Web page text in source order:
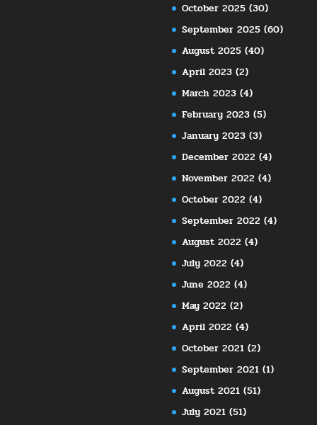
October 2025 (30)
September 2025 (60)
August 2025 (40)
April 2023 (2)
March 2023 (4)
February 2023 (5)
January 2023 (3)
December 2022 (4)
November 2022 (4)
October 2022 (4)
September 2022 (4)
August 2022 (4)
July 2022 (4)
June 2022 (4)
May 2022 (2)
April 2022 (4)
October 2021 (2)
September 2021 (1)
August 2021 (51)
July 2021 (51)